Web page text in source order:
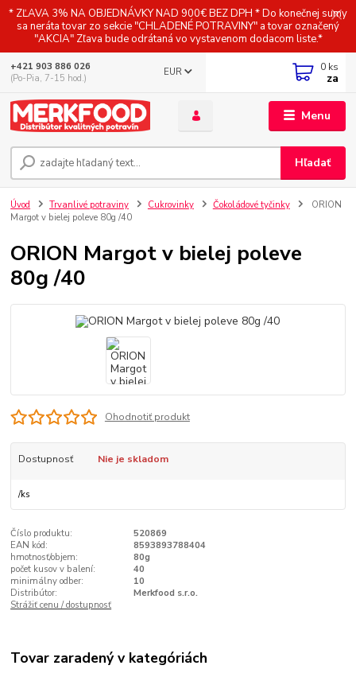
* ZĽAVA 3% NA OBJEDNÁVKY NAD 900€ BEZ DPH * Do konečnej sumy
sa neráta tovar zo sekcie "CHLADENÉ POTRAVINY" a tovar označený
"AKCIA" Zľava bude odrátaná vo vystavenom dodacom liste.*
Menu
EUR
Hľadať
+421 903 886 026
(Po-Pia, 7-15 hod.)
0 ks
za
Úvod Trvanlivé potraviny Cukrovinky Čokoládové tyčinky
ORION
Margot v bielej poleve 80g /40
ORION Margot v bielej poleve
80g /40
Ohodnotiť produkt
Dostupnosť Nie je skladom
/ks
Číslo produktu:
520869
EAN kód:
8593893788404
hmotnosť/objem:
80g
počet kusov v balení:
40
minimálny odber:
10
Distribútor:
Merkfood s.r.o.
Strážiť cenu / dostupnosť
Tovar zaradený v kategóriách